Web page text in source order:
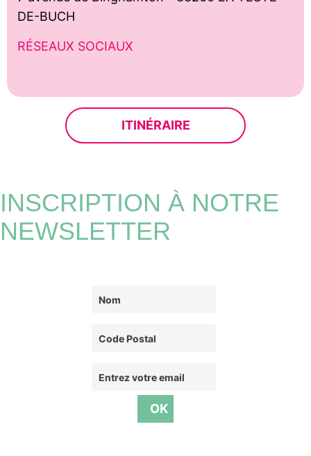
DE-BUCH
RÉSEAUX SOCIAUX
ITINÉRAIRE
INSCRIPTION À NOTRE
NEWSLETTER